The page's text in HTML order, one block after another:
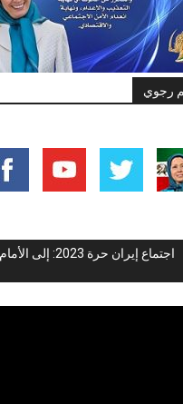
رجوي
اجتماع إيران حرة